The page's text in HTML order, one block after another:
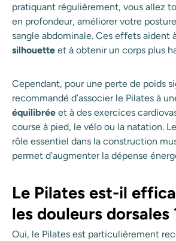
pratiquant régulièrement, vous allez
en profondeur, améliorer votre
sangle abdominale. Ces effets aident
silhouette et à obtenir un corps plus
Cependant, pour une perte de poids
recommandé d’associer le Pilates à
équilibrée et à des exercices
course à pied, le vélo ou la natation.
rôle essentiel dans la construction
permet d’augmenter la dépense
Le Pilates est-il
les douleurs dorsales
Oui, le Pilates est particulièrement